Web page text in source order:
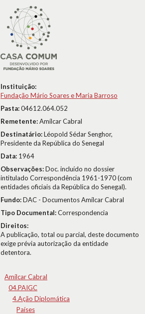
Instituição:
Fundação Mário Soares e Maria Barroso
Pasta:04612.064.052
Remetente:Amílcar Cabral
Destinatário:Léopold Sédar Senghor,
Presidente da República do Senegal
Data: 1964
Observações:Doc. incluído no dossier
intitulado Correspondência 1961-1970 (com
entidades oficiais da República do Senegal).
Fundo:DAC - Documentos Amílcar Cabral
Tipo Documental:Correspondencia
Direitos:
A publicação, total ou parcial, deste documento
exige prévia autorização da entidade
detentora.
Amílcar Cabral
04.PAIGC
4.Ação Diplomática
Países